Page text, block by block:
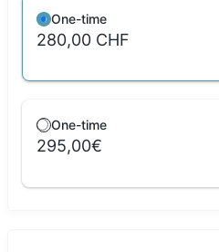
One-time
280,00 CHF
One-time
295,00€